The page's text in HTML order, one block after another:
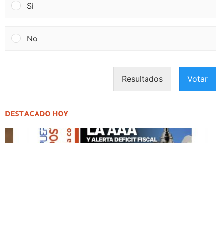
Si
No
Resultados Votar
DESTACADO HOY